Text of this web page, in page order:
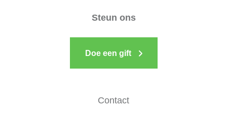
Steun ons
Doe een gift
Contact